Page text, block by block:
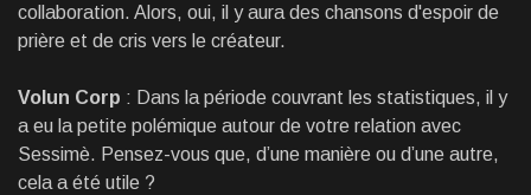
collaboration. Alors, oui, il y aura des chansons d'espoir de
prière et de cris vers le créateur.
Volun Corp : Dans la période couvrant les statistiques, il y
a eu la petite polémique autour de votre relation avec
Sessimè. Pensez-vous que, d’une manière ou d’une autre,
cela a été utile ?